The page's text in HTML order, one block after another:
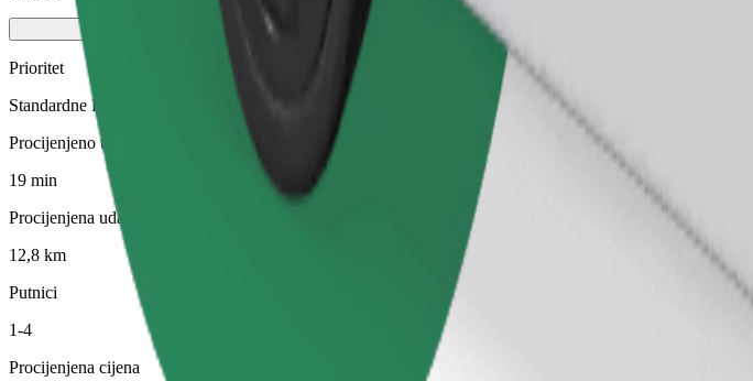
Prioritet
Standardne Bolt vožnje s bržim preuzimanjem
Procijenjeno trajanje putovanja
19 min
Procijenjena udaljenost
12,8 km
Putnici
1-4
Procijenjena cijena